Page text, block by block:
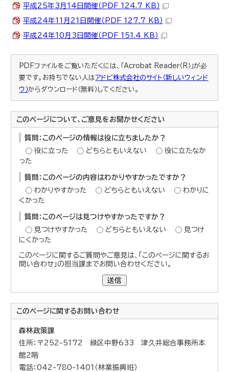
平成25年3月14日開催（PDF 124.7 KB）
平成24年11月21日開催（PDF 127.7 KB）
平成24年10月3日開催（PDF 151.4 KB）
PDFファイルをご覧いただくには、「Acrobat Reader（R）」が必
要です。お持ちでない人はアドビ株式会社のサイト（新しいウィンド
ウ）からダウンロード（無料）してください。
このページについて、ご意見をお聞かせください
質問：このページの情報は役に立ちましたか？
役に立った
どちらともいえない
役に立たなか
った
質問：このページの内容はわかりやすかったですか？
わかりやすかった
どちらともいえない
わかりに
くかった
質問：このページは見つけやすかったですか？
見つけやすかった
どちらともいえない
見つけ
にくかった
このページに関するご質問やご意見は、「このページに関するお
問い合わせ」の担当課までお問い合わせください。
送信
このページに関するお問い合わせ
森林政策課
住所：〒252-5172 緑区中野633 津久井総合事務所本
館2階
電話：042-780-1401（林業振興班）